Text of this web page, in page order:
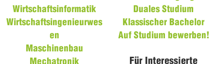
Wirtschaftsinformatik
Wirtschaftsingenieurwes
en
Maschinenbau
Duales Studium
Klassischer Bachelor
Auf Studium bewerben!
Für Interessierte